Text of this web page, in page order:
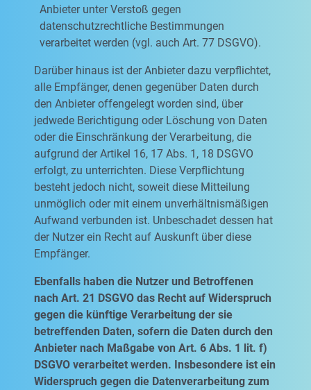
Anbieter unter Verstoß gegen
datenschutzrechtliche Bestimmungen
verarbeitet werden (vgl. auch Art. 77 DSGVO).
Darüber hinaus ist der Anbieter dazu verpflichtet,
alle Empfänger, denen gegenüber Daten durch
den Anbieter offengelegt worden sind, über
jedwede Berichtigung oder Löschung von Daten
oder die Einschränkung der Verarbeitung, die
aufgrund der Artikel 16, 17 Abs. 1, 18 DSGVO
erfolgt, zu unterrichten. Diese Verpflichtung
besteht jedoch nicht, soweit diese Mitteilung
unmöglich oder mit einem unverhältnismäßigen
Aufwand verbunden ist. Unbeschadet dessen hat
der Nutzer ein Recht auf Auskunft über diese
Empfänger.
Ebenfalls haben die Nutzer und Betroffenen
nach Art. 21 DSGVO das Recht auf Widerspruch
gegen die künftige Verarbeitung der sie
betreffenden Daten, sofern die Daten durch den
Anbieter nach Maßgabe von Art. 6 Abs. 1 lit. f)
DSGVO verarbeitet werden. Insbesondere ist ein
Widerspruch gegen die Datenverarbeitung zum